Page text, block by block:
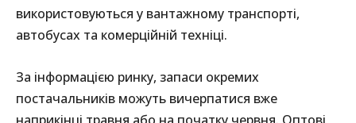
використовуються у вантажному транспорті,
автобусах та комерційній техніці.
За інформацією ринку, запаси окремих
постачальників можуть вичерпатися вже